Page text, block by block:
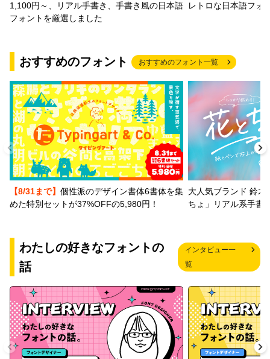
1,100円～、リアル手書き、手書き風の日本語
フォントを厳選しました
レトロな日本語フォ
おすすめのフォント おすすめのフォント一覧
【8/31まで】 個性派のデザイン書体6書体を集
めた特別セットが37%OFFの5,980円！
大人気ブランド 鈴木
ちょ」リアル系手書
わたしの好きなフォントの
話
インタビュー一
覧